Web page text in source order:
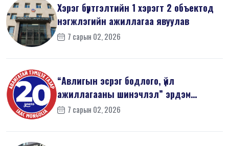
Хэрэг бүртгэлтийн 1 хэрэгт 2 объектод
нэгжлэгийн ажиллагаа явуулав
7 сарын 02, 2026
“Авлигын эсрэг бодлого, үйл
ажиллагааны шинэчлэл” эрдэм
шинжилгээний б...
7 сарын 02, 2026